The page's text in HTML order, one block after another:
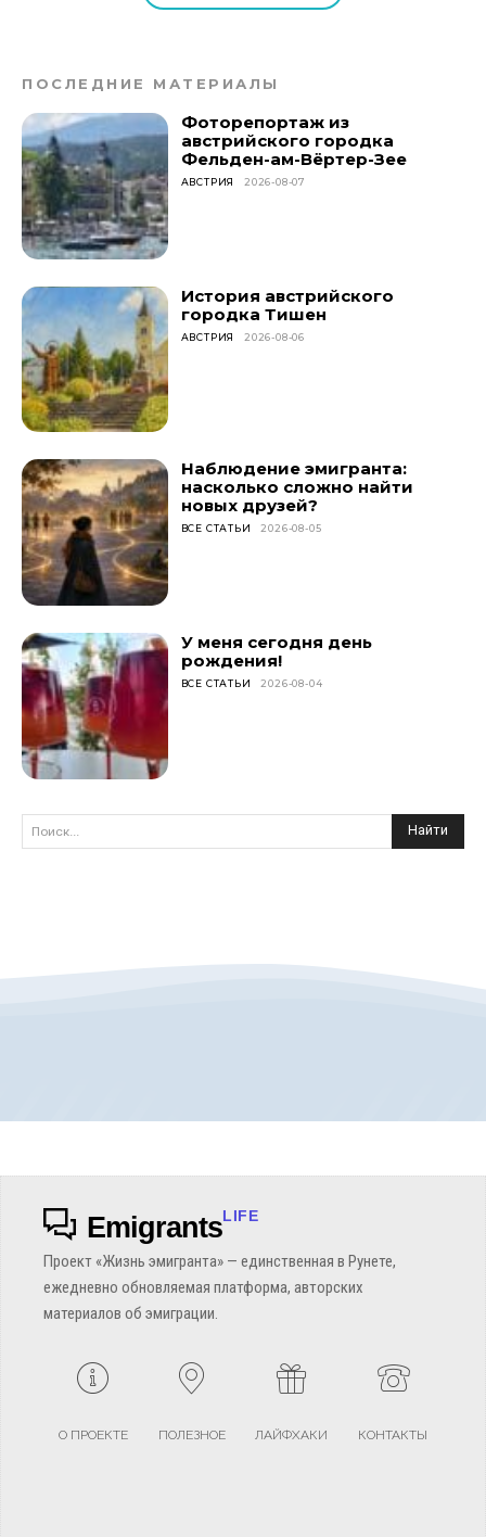
ПОСЛЕДНИЕ МАТЕРИАЛЫ
Фоторепортаж из
австрийского городка
Фельден-ам-Вёртер-Зее
АВСТРИЯ 2026-08-07
История австрийского
городка Тишен
АВСТРИЯ 2026-08-06
Наблюдение эмигранта:
насколько сложно найти
новых друзей?
ВСЕ СТАТЬИ 2026-08-05
У меня сегодня день
рождения!
ВСЕ СТАТЬИ 2026-08-04
Поиск... Найти
EmigrantsLIFE
Проект «Жизнь эмигранта» — единственная в Рунете,
ежедневно обновляемая платформа, авторских
материалов об эмиграции.
О ПРОЕКТЕ ПОЛЕЗНОЕ ЛАЙФХАКИ КОНТАКТЫ